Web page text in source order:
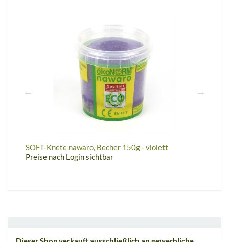
SOFT-Knete nawaro, Becher 150g - violett
Preise nach Login sichtbar